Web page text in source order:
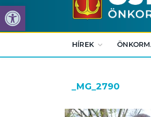
Eszköztár
HÍREK
_MG_2790